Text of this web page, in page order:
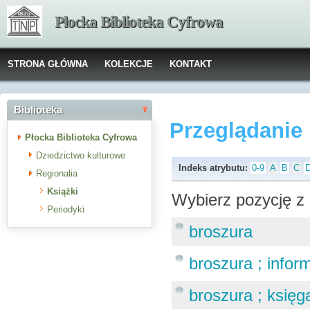
Płocka Biblioteka Cyfrowa
STRONA GŁÓWNA KOLEKCJE KONTAKT
Biblioteka
Płocka Biblioteka Cyfrowa
Dziedzictwo kulturowe
Regionalia
Książki
Periodyki
Indeks atrybutu: 0-9 A B C
Wybierz pozycję
broszura
broszura ;
broszura ;